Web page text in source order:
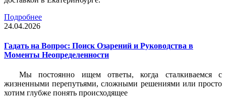
Подробнее
24.04.2026
Гадать на Вопрос: Поиск Озарений и Руководства в
Моменты Неопределенности
Мы постоянно ищем ответы, когда сталкиваемся с
жизненными перепутьями, сложными решениями или просто
хотим глубже понять происходящее